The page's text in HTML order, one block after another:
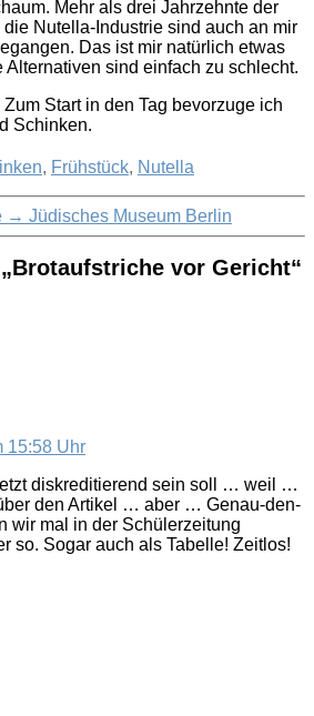
Mehr als drei Jahrzehnte der
Nutella-Industrie sind auch an mir
Das ist mir natürlich etwas
Alternativen sind einfach zu schlecht.
Start in den Tag bevorzuge ich
Schinken.
, Frühstück, Nutella
→ Jüdisches Museum Berlin
vor Gericht“
15:58 Uhr
diskreditierend sein soll … weil …
den Artikel … aber … Genau-den-
wir mal in der Schülerzeitung
so. Sogar auch als Tabelle! Zeitlos!